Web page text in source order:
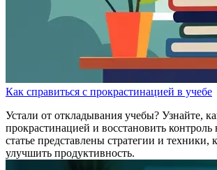
Как справиться с прокрастинацией в учебе
Устали от откладывания учебы? Узнайте,
прокрастинацией и восстановить
статье представлены стратегии и техники,
улучшить продуктивность.